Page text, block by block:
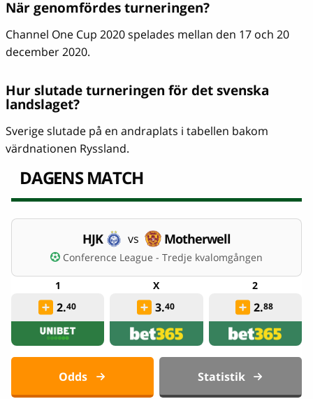
När genomfördes turneringen?
Channel One Cup 2020 spelades mellan den 17 och 20
december 2020.
Hur slutade turneringen för det svenska
landslaget?
Sverige slutade på en andraplats i tabellen bakom
värdnationen Ryssland.
DAGENS MATCH
HJK vs Motherwell
Conference League - Tredje kvalomgången
2.40 3.40 2.88
Odds Statistik